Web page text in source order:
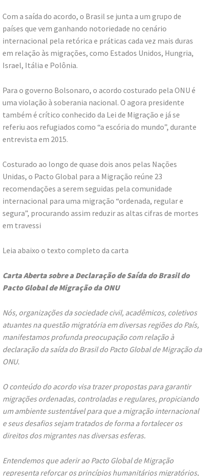
Com a saída do acordo, o Brasil se junta a um grupo de
países que vem ganhando notoriedade no cenário
internacional pela retórica e práticas cada vez mais duras
em relação às migrações, como Estados Unidos, Hungria,
Israel, Itália e Polônia.
Para o governo Bolsonaro, o acordo costurado pela ONU é
uma violação à soberania nacional. O agora presidente
também é crítico conhecido da Lei de Migração e já se
referiu aos refugiados como “a escória do mundo”, durante
entrevista em 2015.
Costurado ao longo de quase dois anos pelas Nações
Unidas, o Pacto Global para a Migração reúne 23
recomendações a serem seguidas pela comunidade
internacional para uma migração “ordenada, regular e
segura”, procurando assim reduzir as altas cifras de mortes
em travessi
Leia abaixo o texto completo da carta
Carta Aberta sobre a Declaração de Saída do Brasil do
Pacto Global de Migração da ONU
Nós, organizações da sociedade civil, acadêmicos, coletivos
atuantes na questão migratória em diversas regiões do País,
manifestamos profunda preocupação com relação à
declaração da saída do Brasil do Pacto Global de Migração da
ONU.
O conteúdo do acordo visa trazer propostas para garantir
migrações ordenadas, controladas e regulares, propiciando
um ambiente sustentável para que a migração internacional
e seus desafios sejam tratados de forma a fortalecer os
direitos dos migrantes nas diversas esferas.
Entendemos que aderir ao Pacto Global de Migração
representa reforçar os princípios humanitários migratórios,